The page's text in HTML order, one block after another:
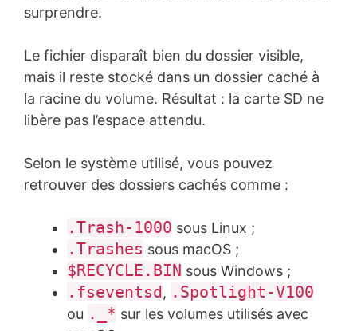
surprendre.
Le fichier disparaît bien du dossier visible,
mais il reste stocké dans un dossier caché à
la racine du volume. Résultat : la carte SD ne
libère pas l’espace attendu.
Selon le système utilisé, vous pouvez
retrouver des dossiers cachés comme :
.Trash-1000 sous Linux ;
.Trashes sous macOS ;
$RECYCLE.BIN sous Windows ;
.fseventsd, .Spotlight-V100
ou ._* sur les volumes utilisés avec